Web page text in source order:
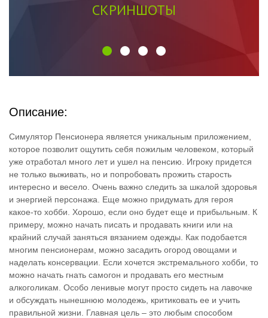
СКРИНШОТЫ
Описание:
Симулятор Пенсионера является уникальным приложением,
которое позволит ощутить себя пожилым человеком, который
уже отработал много лет и ушел на пенсию. Игроку придется
не только выживать, но и попробовать прожить старость
интересно и весело. Очень важно следить за шкалой здоровья
и энергией персонажа. Еще можно придумать для героя
какое-то хобби. Хорошо, если оно будет еще и прибыльным. К
примеру, можно начать писать и продавать книги или на
крайний случай заняться вязанием одежды. Как подобается
многим пенсионерам, можно засадить огород овощами и
наделать консервации. Если хочется экстремального хобби, то
можно начать гнать самогон и продавать его местным
алкоголикам. Особо ленивые могут просто сидеть на лавочке
и обсуждать нынешнюю молодежь, критиковать ее и учить
правильной жизни. Главная цель – это любым способом